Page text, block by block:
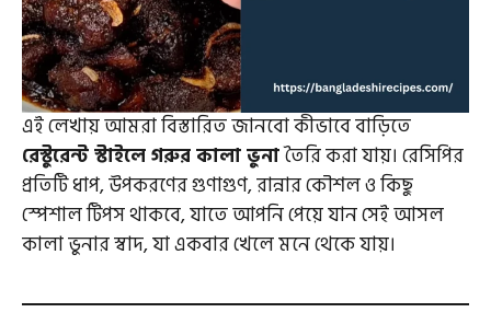
এই লেখায় আমরা বিস্তারিত জানবো কীভাবে বাড়িতে
রেস্টুরেন্ট স্টাইলে গরুর কালা ভুনাতৈরি করা যায়। রেসিপির
প্রতিটি ধাপ, উপকরণের গুণাগুণ, রান্নার কৌশল ও কিছু
স্পেশাল টিপস থাকবে, যাতে আপনি পেয়ে যান সেই আসল
কালা ভুনার স্বাদ, যা একবার খেলে মনে থেকে যায়।